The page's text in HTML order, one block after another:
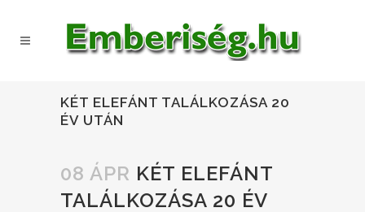
KÉT ELEFÁNT TALÁLKOZÁSA 20
ÉV UTÁN
08 ÁPR KÉT ELEFÁNT
TALÁLKOZÁSA 20 ÉV